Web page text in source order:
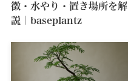
徴・水やり・置き場所を解
説｜baseplantz